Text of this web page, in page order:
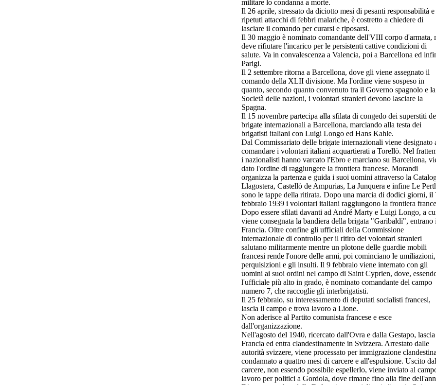
militare lo condanna a morte.
Il 26 aprile, stressato da diciotto mesi di pesanti responsabilità e
ripetuti attacchi di febbri malariche, è costretto a chiedere di
lasciare il comando per curarsi e riposarsi.
Il 30 maggio è nominato comandante dell'VIII corpo d'armata,
deve rifiutare l'incarico per le persistenti cattive condizioni di
salute. Va in convalescenza a Valencia, poi a Barcellona ed
Parigi.
Il 2 settembre ritorna a Barcellona, dove gli viene assegnato il
comando della XLII divisione. Ma l'ordine viene sospeso in
quanto, secondo quanto convenuto tra il Governo spagnolo e la
Società delle nazioni, i volontari stranieri devono lasciare la
Spagna.
Il 15 novembre partecipa alla sfilata di congedo dei superstiti
brigate internazionali a Barcellona, marciando alla testa dei
brigatisti italiani con Luigi Longo ed Hans Kahle.
Dal Commissariato delle brigate internazionali viene designato
comandare i volontari italiani acquartierati a Torellò. Nel
i nazionalisti hanno varcato l'Ebro e marciano su Barcellona,
dato l'ordine di raggiungere la frontiera francese. Morandi
organizza la partenza e guida i suoi uomini attraverso la
Llagostera, Castellò de Ampurias, La Junquera e infine Le
sono le tappe della ritirata. Dopo una marcia di dodici giorni, il
febbraio 1939 i volontari italiani raggiungono la frontiera
Dopo essere sfilati davanti ad André Marty e Luigi Longo, a
viene consegnata la bandiera della brigata "Garibaldi", entrano
Francia. Oltre confine gli ufficiali della Commissione
internazionale di controllo per il ritiro dei volontari stranieri
salutano militarmente mentre un plotone delle guardie mobili
francesi rende l'onore delle armi, poi cominciano le
perquisizioni e gli insulti. Il 9 febbraio viene internato con gli
uomini ai suoi ordini nel campo di Saint Cyprien, dove,
l'ufficiale più alto in grado, è nominato comandante del campo
numero 7, che raccoglie gli interbrigatisti.
Il 25 febbraio, su interessamento di deputati socialisti francesi,
lascia il campo e trova lavoro a Lione.
Non aderisce al Partito comunista francese e esce
dall'organizzazione.
Nell'agosto del 1940, ricercato dall'Ovra e dalla Gestapo, lascia
Francia ed entra clandestinamente in Svizzera. Arrestato dalle
autorità svizzere, viene processato per immigrazione
condannato a quattro mesi di carcere e all'espulsione. Uscito dal
carcere, non essendo possibile espellerlo, viene inviato al
lavoro per politici a Gordola, dove rimane fino alla fine